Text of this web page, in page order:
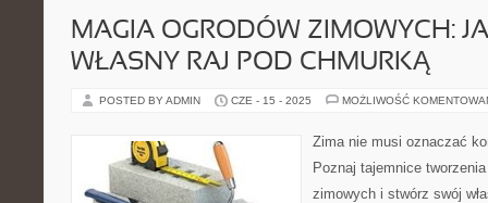
MAGIA OGRODÓW ZIMOWYCH:
WŁASNY RAJ POD CHMURKĄ
POSTED BY ADMIN CZE - 15 - 2025 MOŻLIWOŚĆ
Zima nie musi oznaczać
Poznaj tajemnice
zimowych i stwórz swój